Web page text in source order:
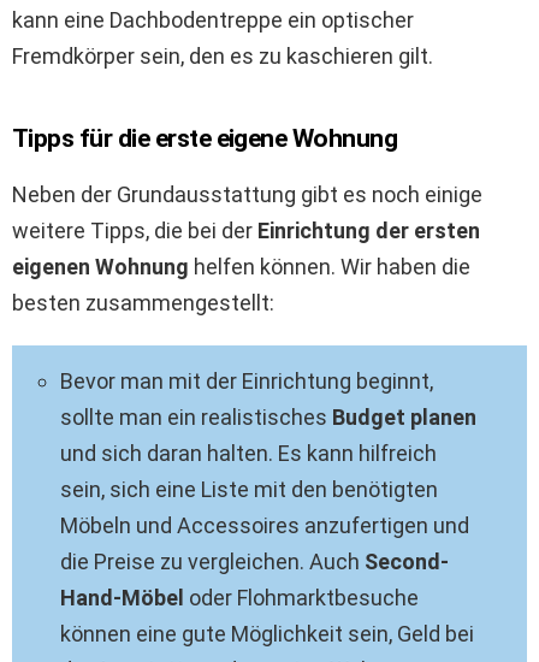
kann eine Dachbodentreppe ein optischer
Fremdkörper sein, den es zu kaschieren gilt.
Tipps für die erste eigene Wohnung
Neben der Grundausstattung gibt es noch einige
weitere Tipps, die bei der Einrichtung der ersten
eigenen Wohnung helfen können. Wir haben die
besten zusammengestellt:
Bevor man mit der Einrichtung beginnt,
sollte man ein realistisches Budget planen
und sich daran halten. Es kann hilfreich
sein, sich eine Liste mit den benötigten
Möbeln und Accessoires anzufertigen und
die Preise zu vergleichen. Auch Second-
Hand-Möbel oder Flohmarktbesuche
können eine gute Möglichkeit sein, Geld bei